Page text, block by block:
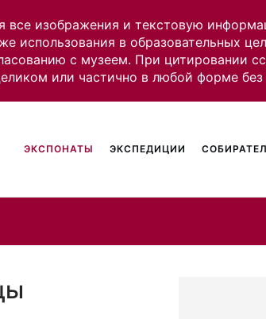
изображения и текстовую
использования в образовательных
с музеем. При цитировании
или частично в любой форме
ЭКСПОНАТЫ ЭКСПЕДИЦИИ